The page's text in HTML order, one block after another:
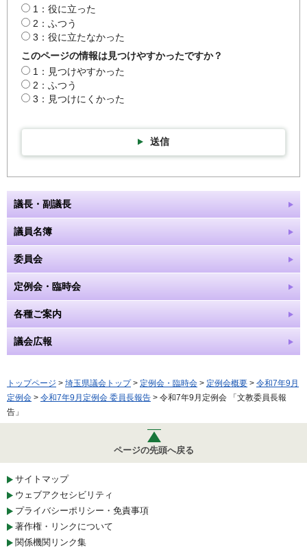
1：役に立った
2：ふつう
3：役に立たなかった
このページの情報は見つけやすかったですか？
1：見つけやすかった
2：ふつう
3：見つけにくかった
送信
議長・副議長
議員名簿
委員会
定例会・臨時会
各種ご案内
議会広報
トップページ > 埼玉県議会トップ> 定例会・臨時会 > 定例会概要 > 令和7年9月
定例会 > 令和7年9月定例会 委員長報告 > 令和7年9月定例会 「文教委員長報
告」
ページの先頭へ戻る
サイトマップ
ウェブアクセシビリティ
プライバシーポリシー・免責事項
著作権・リンクについて
関係機関リンク集